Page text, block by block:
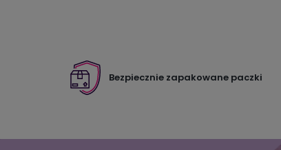
Bezpiecznie zapakowane paczki